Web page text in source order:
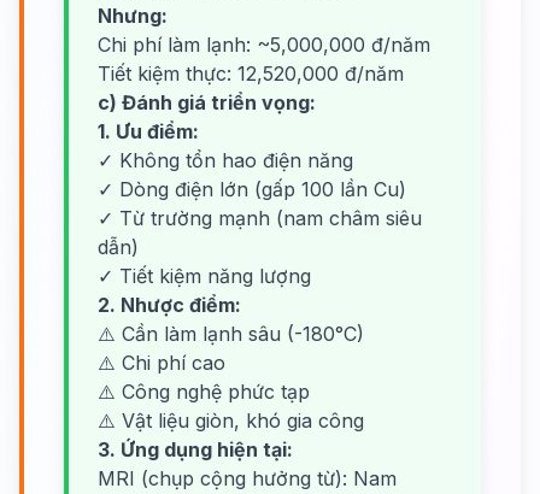
Nhưng:
Chi phí làm lạnh: ~5,000,000 đ/năm
Tiết kiệm thực: 12,520,000 đ/năm
c) Đánh giá triển vọng:
1. Ưu điểm:
✓ Không tổn hao điện năng
✓ Dòng điện lớn (gấp 100 lần Cu)
✓ Từ trường mạnh (nam châm siêu
dẫn)
✓ Tiết kiệm năng lượng
2. Nhược điểm:
⚠️ Cần làm lạnh sâu (-180°C)
⚠️ Chi phí cao
⚠️ Công nghệ phức tạp
⚠️ Vật liệu giòn, khó gia công
3. Ứng dụng hiện tại:
MRI (chụp cộng hưởng từ): Nam